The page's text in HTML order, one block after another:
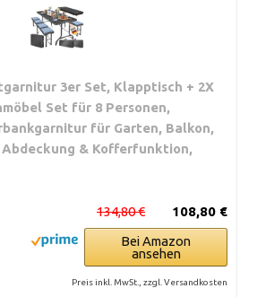
3er Set, Klapptisch + 2X
Set für 8 Personen,
für Garten, Balkon,
Abdeckung & Kofferfunktion,
108,80 €
134,80 €
Bei Amazon
ansehen
Preis inkl. MwSt., zzgl. Versandkosten